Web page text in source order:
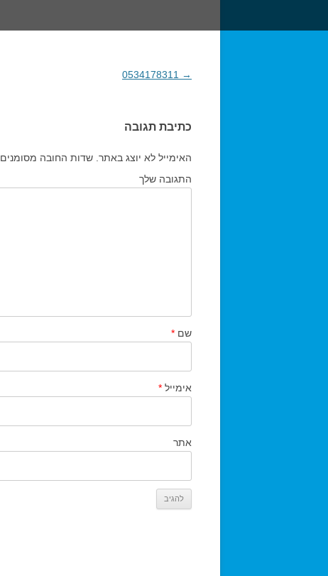
ניווט בפוסטים
→
כתיבת תגובה
האימייל לא יוצג באתר. שדות החובה מסומנים
התגובה שלך
שם *
אימייל *
אתר